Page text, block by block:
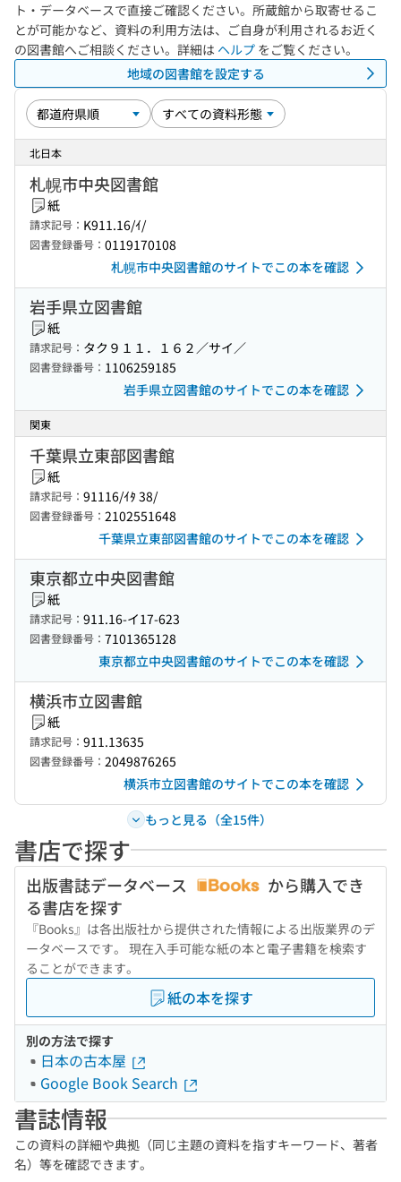
ト・データベースで直接ご確認ください。所蔵館から取寄せるこ
とが可能かなど、資料の利用方法は、ご自身が利用されるお近く
の図書館へご相談ください。詳細は ヘルプ をご覧ください。
地域の図書館を設定する
北日本
札幌市中央図書館
紙
請求記号： K911.16/ｲ/
図書登録番号： 0119170108
札幌市中央図書館のサイトでこの本を確認
岩手県立図書館
紙
請求記号： タク９１１．１６２／サイ／
図書登録番号： 1106259185
岩手県立図書館のサイトでこの本を確認
関東
千葉県立東部図書館
紙
請求記号： 91116/ｲﾀ 38/
図書登録番号： 2102551648
千葉県立東部図書館のサイトでこの本を確認
東京都立中央図書館
紙
請求記号： 911.16-イ17-623
図書登録番号： 7101365128
東京都立中央図書館のサイトでこの本を確認
横浜市立図書館
紙
請求記号： 911.13635
図書登録番号： 2049876265
横浜市立図書館のサイトでこの本を確認
もっと見る（全15件）
書店で探す
出版書誌データベース
から購入でき
る書店を探す
『Books』は各出版社から提供された情報による出版業界のデ
ータベースです。 現在入手可能な紙の本と電子書籍を検索す
ることができます。
紙の本を探す
別の方法で探す
日本の古本屋
Google Book Search
書誌情報
この資料の詳細や典拠（同じ主題の資料を指すキーワード、著者
名）等を確認できます。